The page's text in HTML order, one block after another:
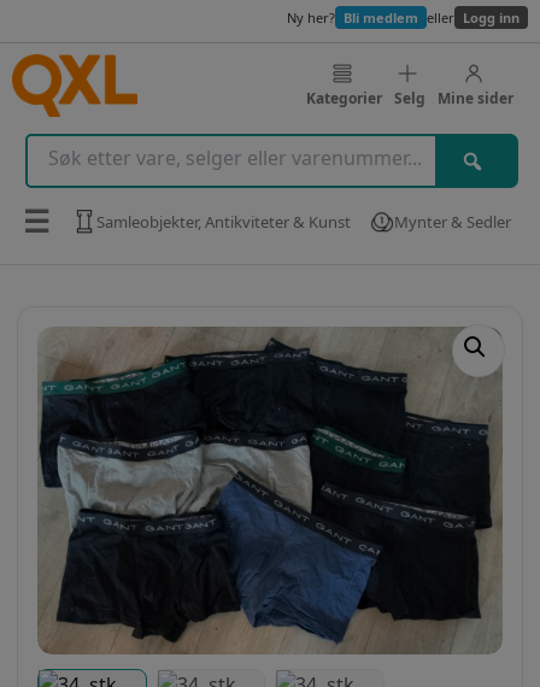
Ny her? Bli medlem eller Logg inn
Kategorier Selg Mine sider
☰ Samleobjekter, Antikviteter & Kunst Mynter & Sedler